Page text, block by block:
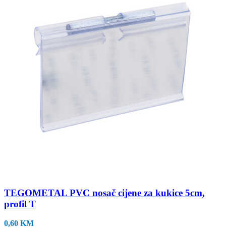
TEGOMETAL PVC nosač cijene za kukice 5cm,
profil T
0,60 KM